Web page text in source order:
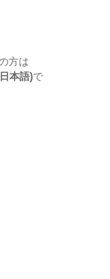
方は
本語)で